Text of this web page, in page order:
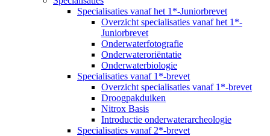
Specialisaties vanaf het 1*-Juniorbrevet
Overzicht specialisaties vanaf het 1*-
Juniorbrevet
Onderwaterfotografie
Onderwateroriëntatie
Onderwaterbiologie
Specialisaties vanaf 1*-brevet
Overzicht specialisaties vanaf 1*-brevet
Droogpakduiken
Nitrox Basis
Introductie onderwaterarcheologie
Specialisaties vanaf 2*-brevet